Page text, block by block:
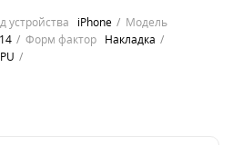
устройства iPhone
Модель
Форм фактор Накладка